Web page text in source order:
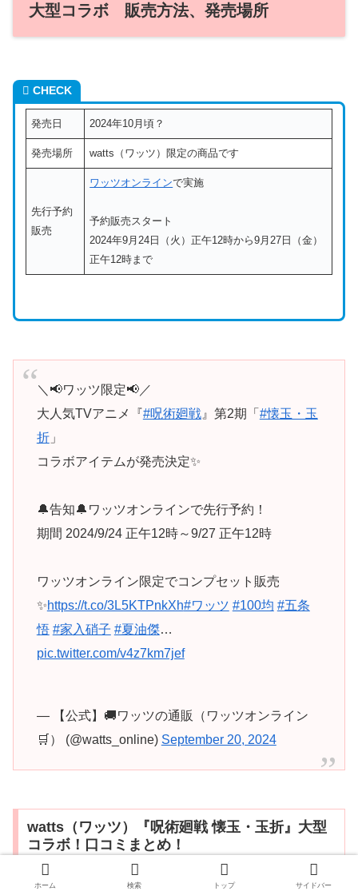
大型コラボ 販売方法、発売場所
CHECK
発売日 2024年10月頃？
発売場所 watts（ワッツ）限定の商品です
先行予約
販売
ワッツオンラインで実施
予約販売スタート
2024年9月24日（火）正午12時から9月27日（金）
正午12時まで
＼📢ワッツ限定📢／
大人気TVアニメ『#呪術廻戦』第2期「 #懐玉・玉
折」
コラボアイテムが発売決定✨
🔔告知🔔ワッツオンラインで先行予約！
期間 2024/9/24 正午12時～9/27 正午12時
ワッツオンライン限定でコンプセット販売
✨https://t.co/3L5KTPnkXh#ワッツ #100均 #五条
悟 #家入硝子 #夏油傑…
pic.twitter.com/v4z7km7jef
— 【公式】🚚ワッツの通販（ワッツオンライン
🛒） (@watts_online) September 20, 2024
watts（ワッツ）『呪術廻戦 懐玉・玉折』大型
コラボ！口コミまとめ！
ホーム 検索 トップ サイドバー